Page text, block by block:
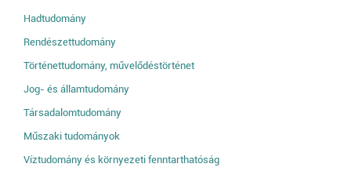
Hadtudomány
Rendészettudomány
Történettudomány, művelődéstörténet
Jog- és államtudomány
Társadalomtudomány
Műszaki tudományok
Víztudomány és környezeti fenntarthatóság